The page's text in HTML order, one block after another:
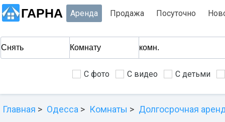
ГАРНА Аренда Продажа Посуточно
С фото С видео С детьми
Главная Одесса Комнаты Долгосрочная